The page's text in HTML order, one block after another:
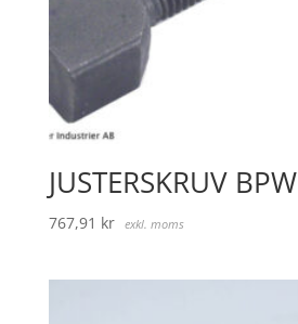
JUSTERSKRUV BPW
767,91 kr exkl. moms